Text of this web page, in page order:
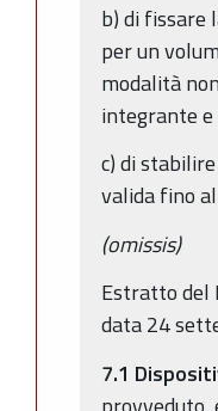
b) di fissare
per un
modalità
integrante
c) di
valida fino al
(omissis)
Estratto del
data 24
7.1